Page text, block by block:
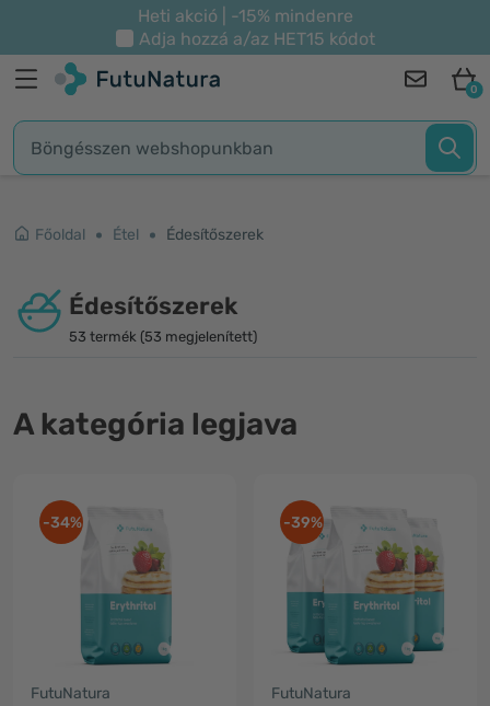
Heti akció | -15% mindenre
Adja hozzá a/az HET15 kódot
0
Főoldal Étel Édesítőszerek
Édesítőszerek
53 termék (53 megjelenített)
A kategória legjava
-34%
FutuNatura
-39%
FutuNatura